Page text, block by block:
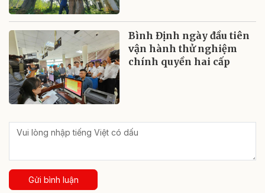
Bình Định ngày đầu tiên
vận hành thử nghiệm
chính quyền hai cấp
Gửi bình luận